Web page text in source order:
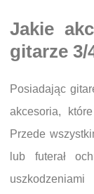
Jakie
gitarze 3/
Posiadając
akcesoria,
Przede
lub futerał